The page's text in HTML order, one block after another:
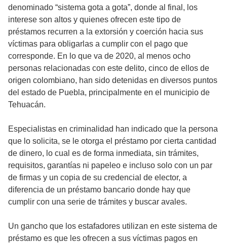
denominado “sistema gota a gota”, donde al final, los
interese son altos y quienes ofrecen este tipo de
préstamos recurren a la extorsión y coerción hacia sus
víctimas para obligarlas a cumplir con el pago que
corresponde. En lo que va de 2020, al menos ocho
personas relacionadas con este delito, cinco de ellos de
origen colombiano, han sido detenidas en diversos puntos
del estado de Puebla, principalmente en el municipio de
Tehuacán.
Especialistas en criminalidad han indicado que la persona
que lo solicita, se le otorga el préstamo por cierta cantidad
de dinero, lo cual es de forma inmediata, sin trámites,
requisitos, garantías ni papeleo e incluso solo con un par
de firmas y un copia de su credencial de elector, a
diferencia de un préstamo bancario donde hay que
cumplir con una serie de trámites y buscar avales.
Un gancho que los estafadores utilizan en este sistema de
préstamo es que les ofrecen a sus víctimas pagos en